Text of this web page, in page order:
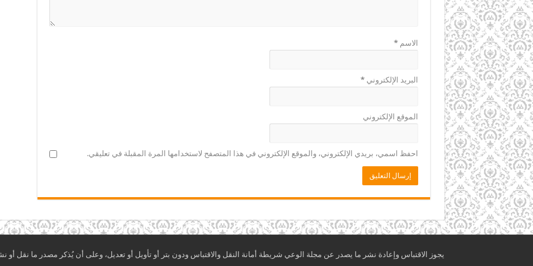
الاسم*
البريد الإلكتروني*
الموقع الإلكتروني
احفظ اسمي، بريدي الإلكتروني، والموقع الإلكتروني في هذا المتصفح لاستخدامها المرة المقبلة في تعليقي.
يجوز الاقتباس وإعادة نشر ما يصدر عن مجلة الوعي شريطة أمانة النقل والاقتباس ودون بتر أو تأويل أو تعديل، وعلى أن يُذكر مصدر ما نقل أو